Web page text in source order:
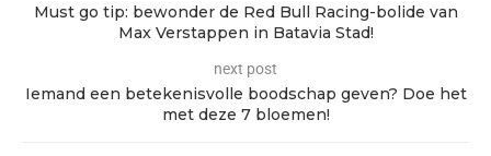
Must go tip: bewonder de Red Bull Racing-bolide van
Max Verstappen in Batavia Stad!
next post
Iemand een betekenisvolle boodschap geven? Doe het
met deze 7 bloemen!